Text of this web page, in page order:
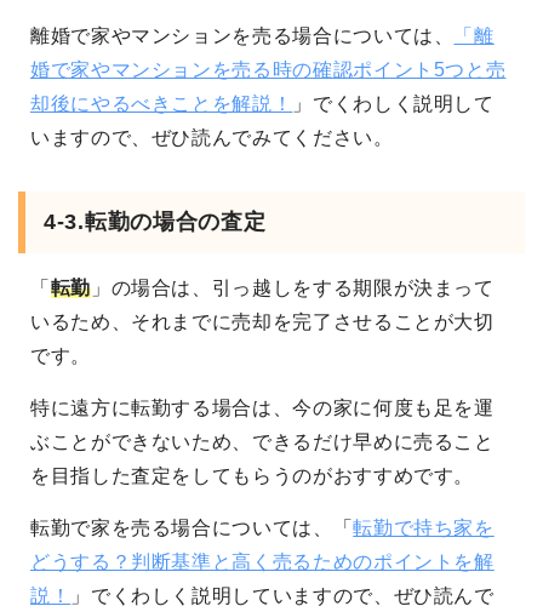
離婚で家やマンションを売る場合については、
「離
婚で家やマンションを売る時の確認ポイント5つと売
却後にやるべきことを解説！
」でくわしく説明して
いますので、ぜひ読んでみてください。
4-3.転勤の場合の査定
「 転勤」の場合は、引っ越しをする期限が決まって
いるため、それまでに売却を完了させることが大切
です。
特に遠方に転勤する場合は、今の家に何度も足を運
ぶことができないため、できるだけ早めに売ること
を目指した査定をしてもらうのがおすすめです。
転勤で家を売る場合については、「転勤で持ち家を
どうする？判断基準と高く売るためのポイントを解
説！
」でくわしく説明していますので、ぜひ読んで